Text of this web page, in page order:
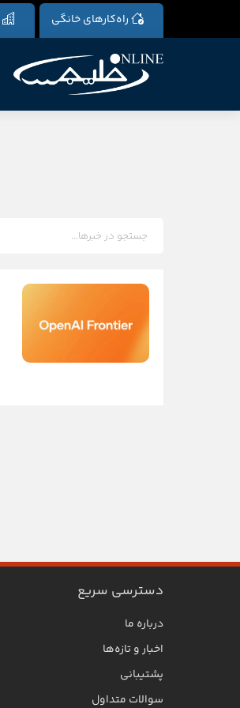
راه‌کارهای خانگی
دسترسی سریع
درباره ما
اخبار و تازه‌ها
پشتیبانی
سوالات متداول